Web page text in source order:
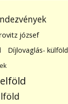
józsef
Díjlovaglás- külföld